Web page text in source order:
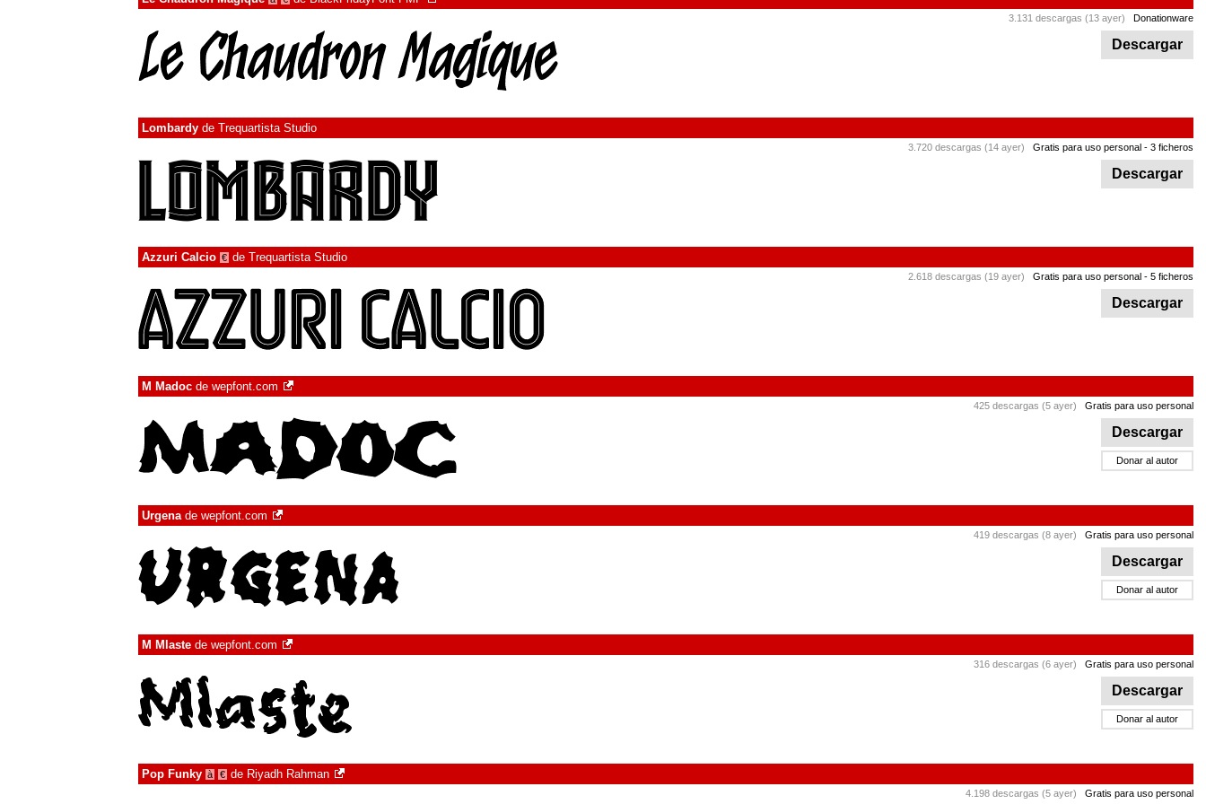
3.131 descargas (13 ayer) Donationware
Descargar
Lombardy de Trequartista Studio
3.720 descargas (14 ayer) Gratis para uso personal - 3 ficheros
Descargar
Azzuri Calcio € de Trequartista Studio
2.618 descargas (19 ayer) Gratis para uso personal - 5 ficheros
Descargar
M Madoc de wepfont.com
425 descargas (5 ayer) Gratis para uso personal
Descargar
Donar al autor
Urgenade wepfont.com
419 descargas (8 ayer) Gratis para uso personal
Descargar
Donar al autor
M Mlaste de wepfont.com
316 descargas (6 ayer) Gratis para uso personal
Descargar
Donar al autor
Pop Funky à € de Riyadh Rahman
4.198 descargas (5 ayer) Gratis para uso personal